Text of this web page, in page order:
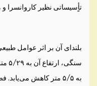
تأٍسیساتی نظیر
بلندای آن بر اثر عوامل